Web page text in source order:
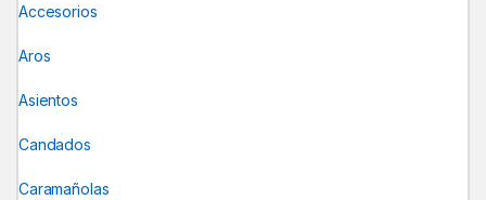
Accesorios
Aros
Asientos
Candados
Caramañolas